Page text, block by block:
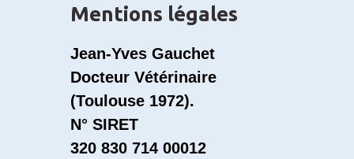
Mentions légales
Jean-Yves Gauchet
Docteur Vétérinaire
(Toulouse 1972).
N° SIRET
320 830 714 00012